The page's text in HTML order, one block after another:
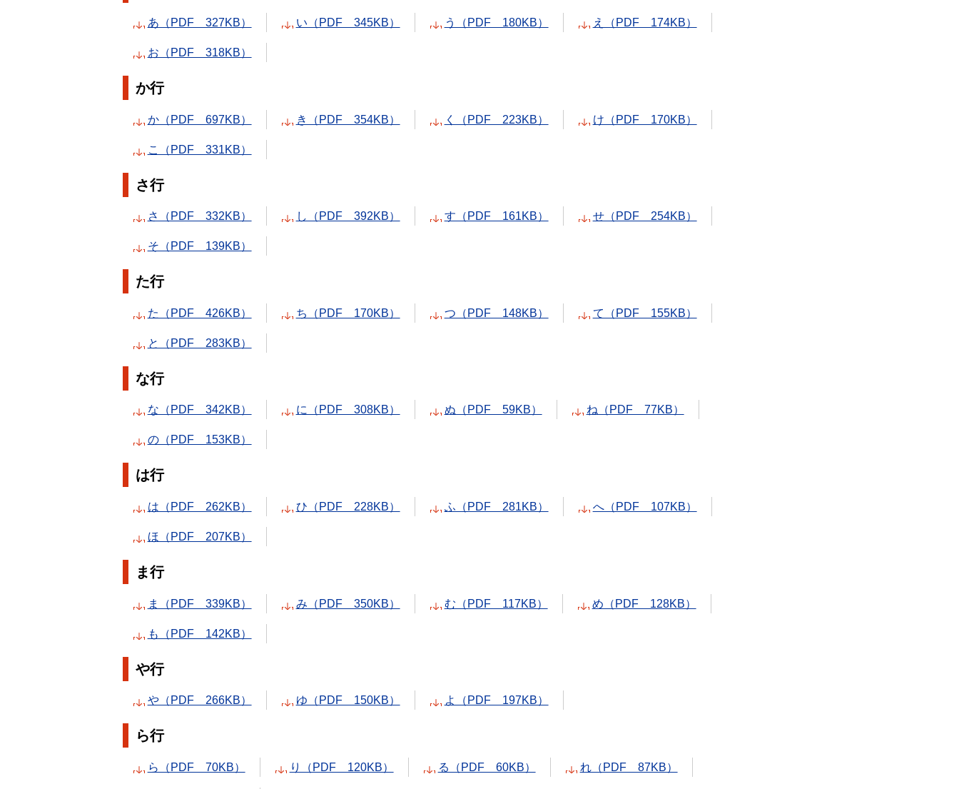
あ（PDF 327KB） い（PDF 345KB） う（PDF 180KB） え（PDF 174KB）
お（PDF 318KB）
か行
か（PDF 697KB） き（PDF 354KB） く（PDF 223KB） け（PDF 170KB）
こ（PDF 331KB）
さ行
さ（PDF 332KB） し（PDF 392KB） す（PDF 161KB） せ（PDF 254KB）
そ（PDF 139KB）
た行
た（PDF 426KB） ち（PDF 170KB） つ（PDF 148KB） て（PDF 155KB）
と（PDF 283KB）
な行
な（PDF 342KB） に（PDF 308KB） ぬ（PDF 59KB） ね（PDF 77KB）
の（PDF 153KB）
は行
は（PDF 262KB） ひ（PDF 228KB） ふ（PDF 281KB） へ（PDF 107KB）
ほ（PDF 207KB）
ま行
ま（PDF 339KB） み（PDF 350KB） む（PDF 117KB） め（PDF 128KB）
も（PDF 142KB）
や行
や（PDF 266KB） ゆ（PDF 150KB） よ（PDF 197KB）
ら行
ら（PDF 70KB） り（PDF 120KB） る（PDF 60KB） れ（PDF 87KB）